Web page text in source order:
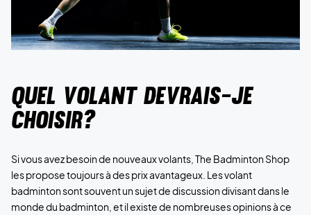
Quel volant devrais-je
choisir?
Si vous avez besoin de nouveaux volants, The Badminton Shop
les propose toujours à des prix avantageux. Les volant
badminton sont souvent un sujet de discussion divisant dans le
monde du badminton, et il existe de nombreuses opinions à ce